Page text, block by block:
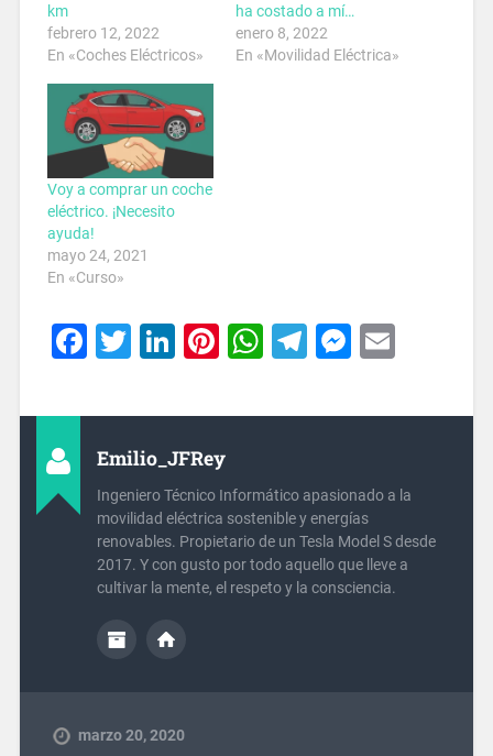
km
febrero 12, 2022
En «Coches Eléctricos»
ha costado a mí…
enero 8, 2022
En «Movilidad Eléctrica»
Voy a comprar un coche
eléctrico. ¡Necesito
ayuda!
mayo 24, 2021
En «Curso»
Facebook
Twitter
LinkedIn
Pinterest
WhatsApp
Telegram
Email
Emilio_JFRey
Ingeniero Técnico Informático apasionado a la
movilidad eléctrica sostenible y energías
renovables. Propietario de un Tesla Model S desde
2017. Y con gusto por todo aquello que lleve a
cultivar la mente, el respeto y la consciencia.
marzo 20, 2020